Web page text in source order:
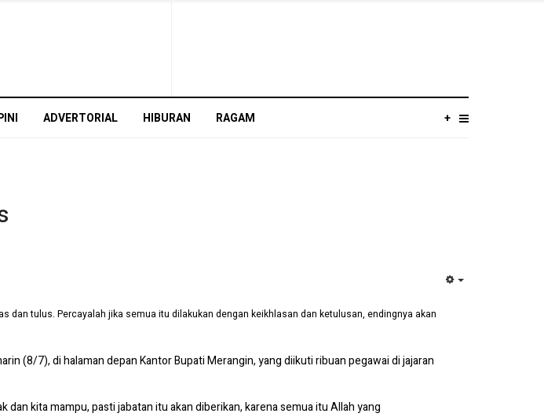
ADVERTORIAL HIBURAN RAGAM +
dan tulus. Percayalah jika semua itu dilakukan dengan keikhlasan dan ketulusan, endingnya akan
(8/7), di halaman depan Kantor Bupati Merangin, yang diikuti ribuan pegawai di jajaran
dan kita mampu, pasti jabatan itu akan diberikan, karena semua itu Allah yang